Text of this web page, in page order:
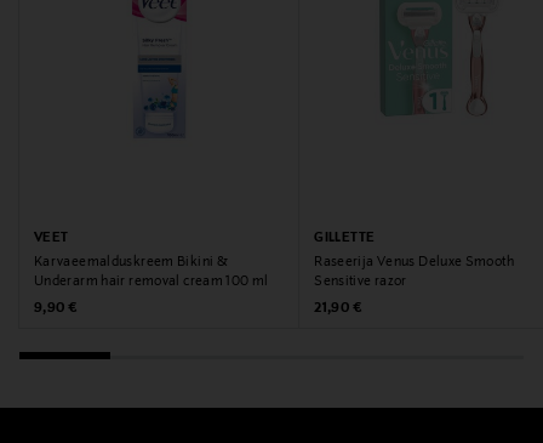
VEET
Karvaeemalduskreem Bikini &
Underarm hair removal cream 100 ml
Original Price
9,90 €
GILLETTE
Raseerija Venus Deluxe Smooth
Sensitive razor
Original Price
21,90 €